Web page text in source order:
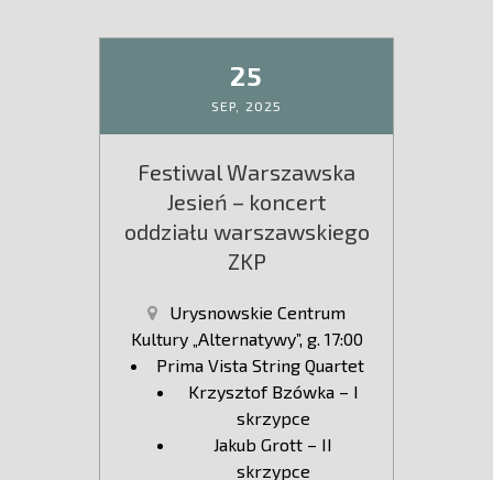
25
SEP, 2025
Festiwal Warszawska
Jesień – koncert
oddziału warszawskiego
ZKP
Urysnowskie Centrum
Kultury „Alternatywy”, g. 17:00
Prima Vista String Quartet
Krzysztof Bzówka – I
skrzypce
Jakub Grott – II
skrzypce